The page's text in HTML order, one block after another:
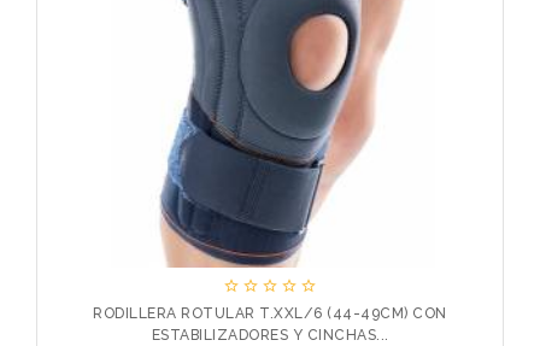
    
RODILLERA ROTULAR T.XXL/6 (44-49CM) CON
ESTABILIZADORES Y CINCHAS...